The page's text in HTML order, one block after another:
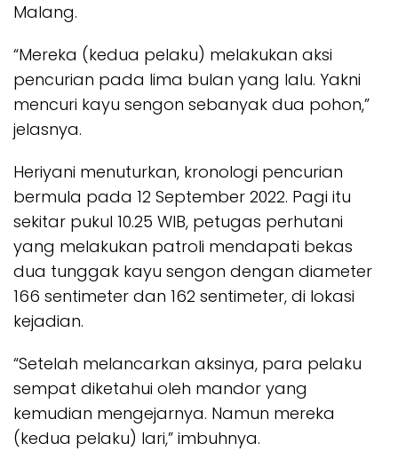
Malang.
“Mereka (kedua pelaku) melakukan aksi
pencurian pada lima bulan yang lalu. Yakni
mencuri kayu sengon sebanyak dua pohon,”
jelasnya.
Heriyani menuturkan, kronologi pencurian
bermula pada 12 September 2022. Pagi itu
sekitar pukul 10.25 WIB, petugas perhutani
yang melakukan patroli mendapati bekas
dua tunggak kayu sengon dengan diameter
166 sentimeter dan 162 sentimeter, di lokasi
kejadian.
“Setelah melancarkan aksinya, para pelaku
sempat diketahui oleh mandor yang
kemudian mengejarnya. Namun mereka
(kedua pelaku) lari,” imbuhnya.